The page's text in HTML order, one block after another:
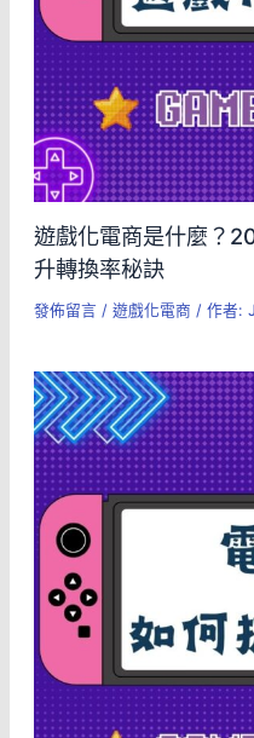
遊戲化電商是什麼？
升轉換率秘訣
發佈留言 / 遊戲化電商 / 作者: